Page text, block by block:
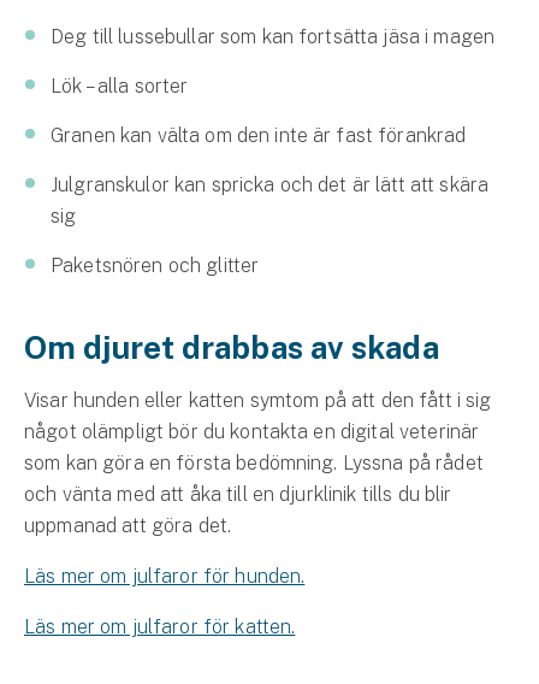
Deg till lussebullar som kan fortsätta jäsa i magen
Lök – alla sorter
Granen kan välta om den inte är fast förankrad
Julgranskulor kan spricka och det är lätt att skära
sig
Paketsnören och glitter
Om djuret drabbas av skada
Visar hunden eller katten symtom på att den fått i sig
något olämpligt bör du kontakta en digital veterinär
som kan göra en första bedömning. Lyssna på rådet
och vänta med att åka till en djurklinik tills du blir
uppmanad att göra det.
Läs mer om julfaror för hunden.
Läs mer om julfaror för katten.